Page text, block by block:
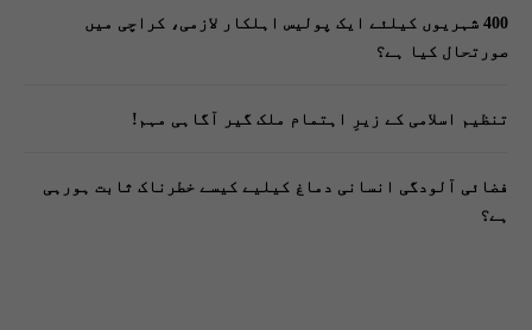
400 شہریوں کیلئے ایک پولیس اہلکار لازمی، کراچی میں
صورتحال کیا ہے؟
تنظیم اسلامی کے زیرِ اہتمام ملک گیر آگاہی مہم!
فضائی آلودگی انسانی دماغ کیلیے کیسے خطرناک ثابت ہورہی
ہے؟